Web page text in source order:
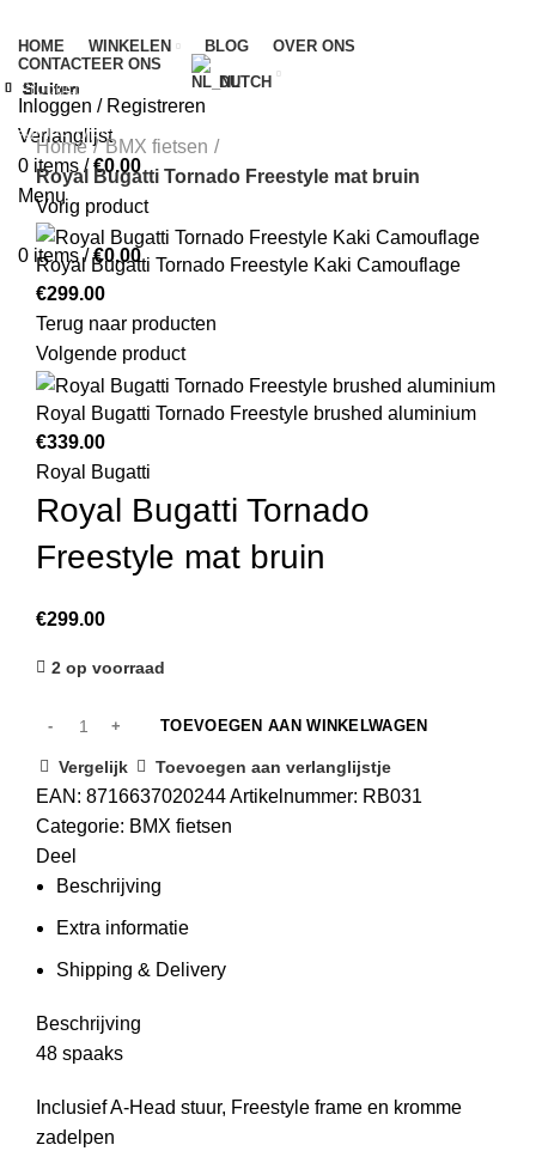
HOME WINKELEN BLOG
OVER ONS
CONTACTEER ONS
DUTCH
Inloggen / Registreren
Verlanglijst
0 items / €0.00
Menu
0 items / €0.00
Klik om te vergroten
Home
BMX fietsen
Royal Bugatti Tornado Freestyle mat bruin
Vorig product
Royal Bugatti Tornado Freestyle Kaki Camouflage
€299.00
Terug naar producten
Volgende product
Royal Bugatti Tornado Freestyle brushed aluminium
€339.00
Royal Bugatti
Royal Bugatti Tornado
Freestyle mat bruin
€299.00
2 op voorraad
TOEVOEGEN AAN WINKELWAGEN
Vergelijk Toevoegen aan verlanglijstje
EAN: 8716637020244Artikelnummer: RB031
Categorie: BMX fietsen
Deel
Beschrijving
Extra informatie
Shipping & Delivery
Beschrijving
48 spaaks
Inclusief A-Head stuur, Freestyle frame en kromme
zadelpen
Sluiten
Sluiten
Sluiten
Sluiten
Sluiten
Sluiten
Sluiten
Sluiten
Begin te typen om de producten te zien die je zoekt.